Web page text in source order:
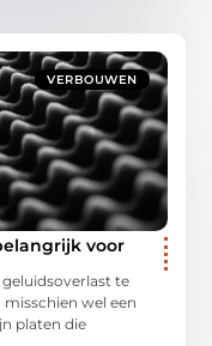
VERBOUWEN
voor
te
wel een
platen die